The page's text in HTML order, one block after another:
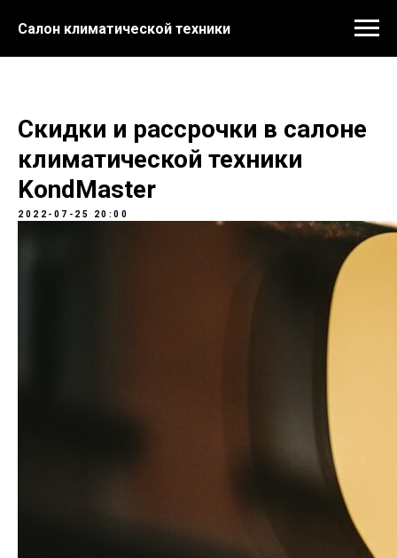
Салон климатической техники
Скидки и рассрочки в салоне
климатической техники
KondMaster
2022-07-25 20:00